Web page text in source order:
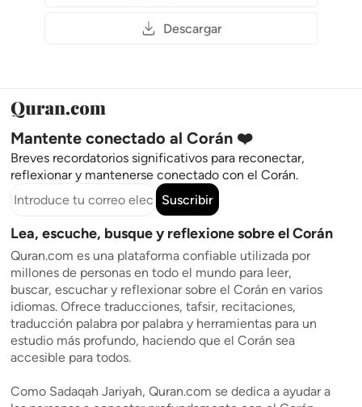
Descargar
Mantente conectado al Corán ❤️
Breves recordatorios significativos para reconectar,
reflexionar y mantenerse conectado con el Corán.
Suscribir
Lea, escuche, busque y reflexione sobre el Corán
Quran.com es una plataforma confiable utilizada por
millones de personas en todo el mundo para leer,
buscar, escuchar y reflexionar sobre el Corán en varios
idiomas. Ofrece traducciones, tafsir, recitaciones,
traducción palabra por palabra y herramientas para un
estudio más profundo, haciendo que el Corán sea
accesible para todos.
Como Sadaqah Jariyah, Quran.com se dedica a ayudar a